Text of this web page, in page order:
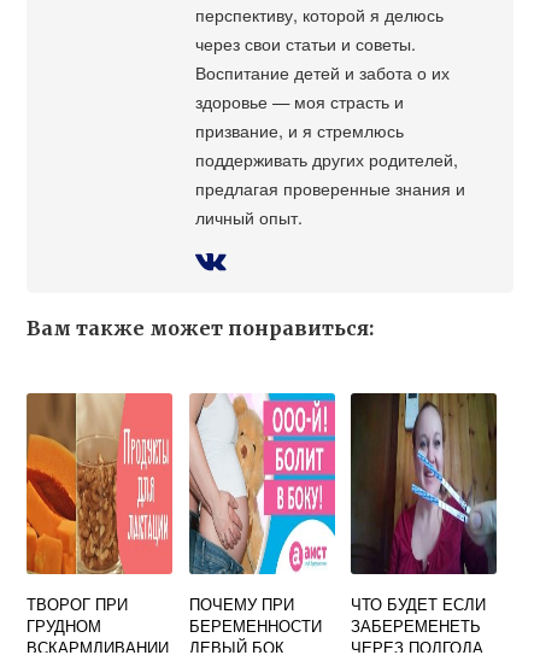
перспективу, которой я делюсь
через свои статьи и советы.
Воспитание детей и забота о их
здоровье — моя страсть и
призвание, и я стремлюсь
поддерживать других родителей,
предлагая проверенные знания и
личный опыт.
Вам также может понравиться:
ТВОРОГ ПРИ
ГРУДНОМ
ВСКАРМЛИВАНИИ
ПОЧЕМУ ПРИ
БЕРЕМЕННОСТИ
ЛЕВЫЙ БОК
ЧТО БУДЕТ ЕСЛИ
ЗАБЕРЕМЕНЕТЬ
ЧЕРЕЗ ПОЛГОДА